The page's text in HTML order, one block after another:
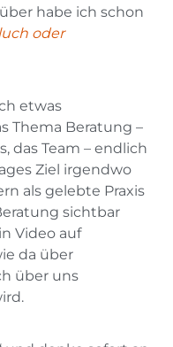
habe ich schon
oder
etwas
Thema Beratung –
das Team – endlich
Ziel irgendwo
als gelebte Praxis
sichtbar
Video auf
da über
über uns